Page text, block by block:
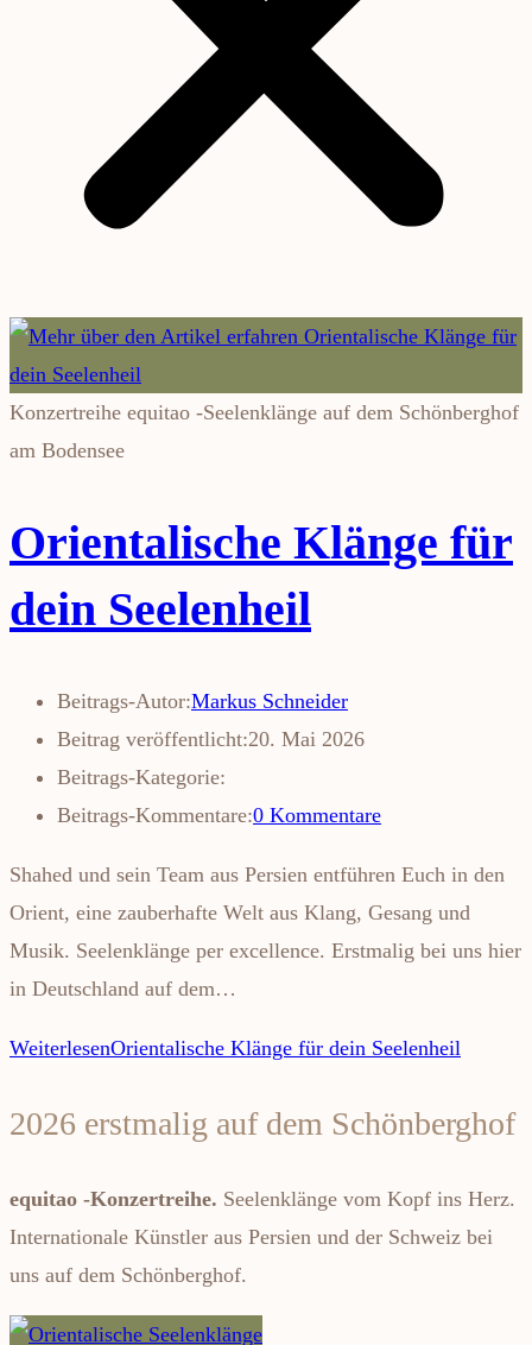
Konzertreihe equitao -Seelenklänge auf dem Schönberghof
am Bodensee
Orientalische Klänge für
dein Seelenheil
Beitrags-Autor:Markus Schneider
Beitrag veröffentlicht:20. Mai 2026
Beitrags-Kategorie:
Beitrags-Kommentare:0 Kommentare
Shahed und sein Team aus Persien entführen Euch in den
Orient, eine zauberhafte Welt aus Klang, Gesang und
Musik. Seelenklänge per excellence. Erstmalig bei uns hier
in Deutschland auf dem…
WeiterlesenOrientalische Klänge für dein Seelenheil
2026 erstmalig auf dem Schönberghof
equitao -Konzertreihe. Seelenklänge vom Kopf ins Herz.
Internationale Künstler aus Persien und der Schweiz bei
uns auf dem Schönberghof.